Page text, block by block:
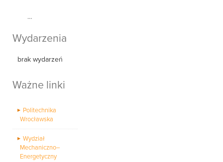
…
Wydarzenia
brak wydarzeń
Ważne linki
Politechnika
Wrocławska
Wydział
Mechaniczno–
Energetyczny